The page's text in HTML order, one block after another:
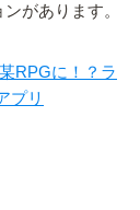
があります。
RPGに！？ラ
プリ